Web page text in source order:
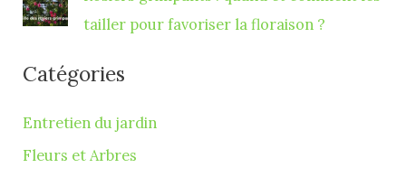
tailler pour favoriser la floraison ?
Catégories
Entretien du jardin
Fleurs et Arbres